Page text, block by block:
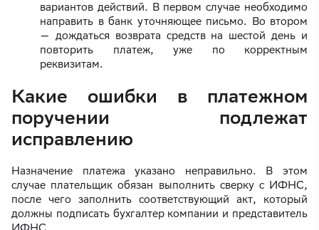
вариантов действий. В первом случае необходимо
направить в банк уточняющее письмо. Во втором
— дождаться возврата средств на шестой день и
повторить платеж, уже по корректным
реквизитам.
Какие ошибки в платежном
поручении подлежат
исправлению
Назначение платежа указано неправильно. В этом
случае плательщик обязан выполнить сверку с ИФНС,
после чего заполнить соответствующий акт, который
должны подписать бухгалтер компании и представитель